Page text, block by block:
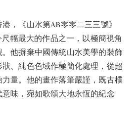
，《山水第AB零零二三三號》
尺幅最大的作品之一，以極簡視角
他摒棄中國傳統山水美學的裝飾
、純色色域作極簡化處理，從超
量。他的畫作落筆嚴謹，既古樸
味，宛如歌頌大地永恆的紀念